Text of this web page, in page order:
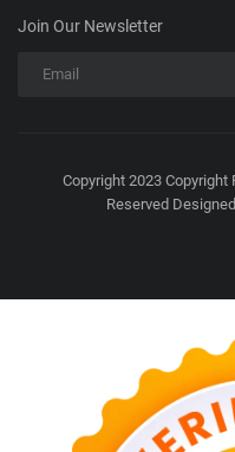
Join Our Newsletter
Copyright 2023
Reserved